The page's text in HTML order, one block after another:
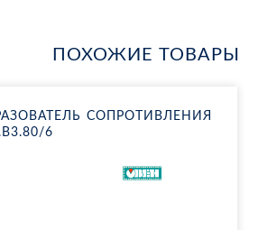
ПОХОЖИЕ ТОВАРЫ
СО­ПРО­ТИВ­ЛЕ­НИЯ
6